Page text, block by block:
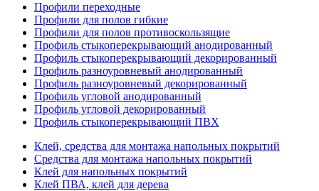
Профили переходные
Профили для полов гибкие
Профили для полов противоскользящие
Профиль стыкоперекрывающий анодированный
Профиль стыкоперекрывающий декорированный
Профиль разноуровневый анодированный
Профиль разноуровневый декорированный
Профиль угловой анодированный
Профиль угловой декорированный
Профиль стыкоперекрывающий ПВХ
Клей, средства для монтажа напольных покрытий
Средства для монтажа напольных покрытий
Клей для напольных покрытий
Клей ПВА, клей для дерева